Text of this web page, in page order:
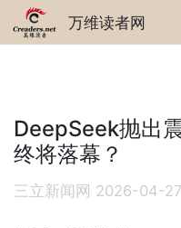
万维读者网
DeepSeek抛出
终将落幕？
三立新闻网 2026-04-